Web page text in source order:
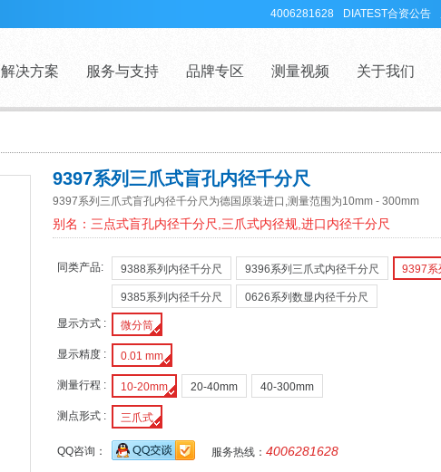
4006281628 DIATEST合资公告
解决方案 服务与支持 品牌专区 测量视频 关于我们
9397系列三爪式盲孔内径千分尺
9397系列三爪式盲孔内径千分尺为德国原装进口,测量范围为10mm - 300mm
别名：三点式盲孔内径千分尺,三爪式内径规,进口内径千分尺
同类产品: 9388系列内径千分尺 9396系列三爪式内径千分尺 9397系
9385系列内径千分尺 0626系列数显内径千分尺
显示方式 : 微分筒
显示精度 : 0.01 mm
测量行程 : 10-20mm 20-40mm 40-300mm
测点形式 : 三爪式
QQ咨询： 服务热线： 4006281628